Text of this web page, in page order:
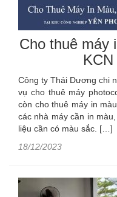
Cho thuê máy
Công ty Thái Dương chi
vụ cho thuê máy
còn cho thuê máy in
các nhà máy cần in
liệu cần có màu sắc. […]
18/12/2023